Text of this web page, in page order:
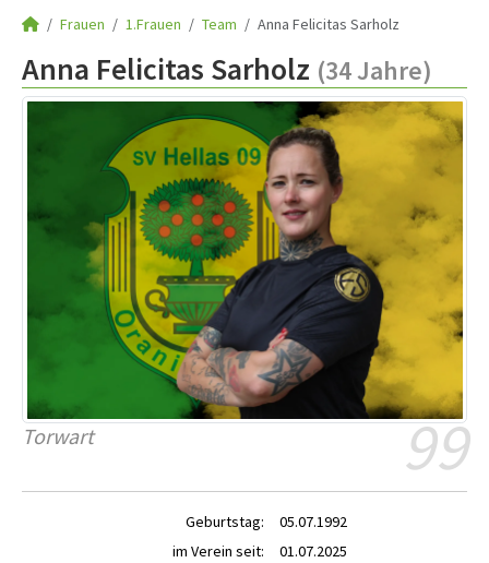
Frauen 1.Frauen Team Anna Felicitas Sarholz
Anna Felicitas Sarholz (34 Jahre)
99
Torwart
Geburtstag:
05.07.1992
im Verein seit:
01.07.2025